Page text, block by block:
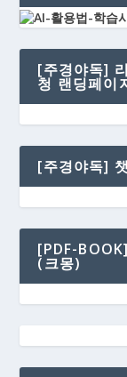
[주경야독]
청 랜딩페이
[주경야독]
[PDF-
(크몽)